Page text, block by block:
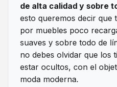
de alta calidad y sobre
esto queremos decir que
por muebles poco
suaves y sobre todo de
no debes olvidar que los
estar ocultos, con el
moda moderna.